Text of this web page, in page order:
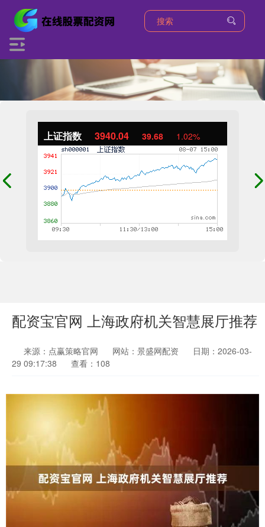
上证指数 3940.04 39.68 1.02%
配资宝官网 上海政府机关智慧展厅推荐
来源：点赢策略官网 网站：景盛网配资
日期：2026-03-
29 09:17:38
查看：108